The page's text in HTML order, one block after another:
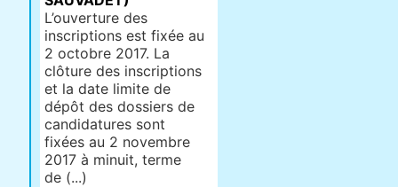
L’ouverture des
inscriptions est fixée au
2 octobre 2017. La
clôture des inscriptions
et la date limite de
dépôt des dossiers de
candidatures sont
fixées au 2 novembre
2017 à minuit, terme
de (...)